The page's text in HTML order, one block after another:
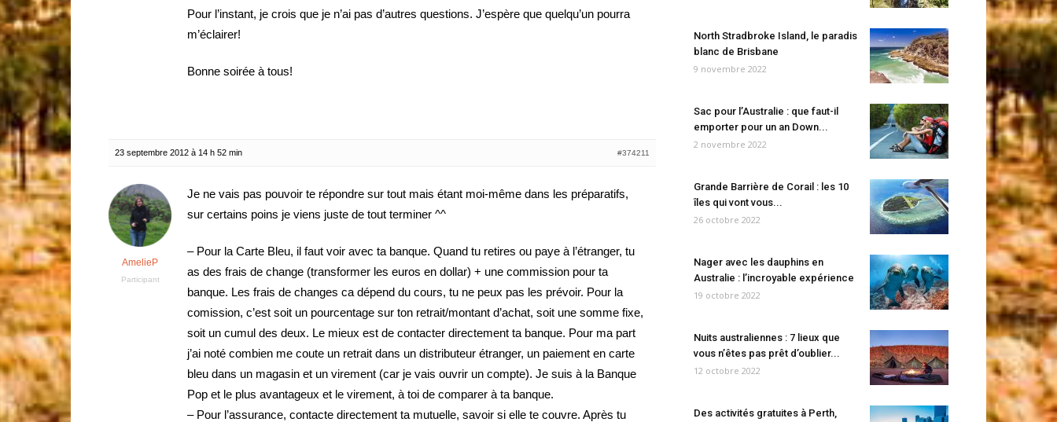
Pour l’instant, je crois que je n’ai pas d’autres questions. J’espère que quelqu’un pourra
m’éclairer!
Bonne soirée à tous!
23 septembre 2012 à 14 h 52 min #374211
AmelieP
Participant
Je ne vais pas pouvoir te répondre sur tout mais étant moi-même dans les préparatifs,
sur certains poins je viens juste de tout terminer ^^
– Pour la Carte Bleu, il faut voir avec ta banque. Quand tu retires ou paye à l’étranger, tu
as des frais de change (transformer les euros en dollar) + une commission pour ta
banque. Les frais de changes ca dépend du cours, tu ne peux pas les prévoir. Pour la
comission, c’est soit un pourcentage sur ton retrait/montant d’achat, soit une somme fixe,
soit un cumul des deux. Le mieux est de contacter directement ta banque. Pour ma part
j’ai noté combien me coute un retrait dans un distributeur étranger, un paiement en carte
bleu dans un magasin et un virement (car je vais ouvrir un compte). Je suis à la Banque
Pop et le plus avantageux et le virement, à toi de comparer à ta banque.
– Pour l’assurance, contacte directement ta mutuelle, savoir si elle te couvre. Après tu
North Stradbroke Island, le paradis
blanc de Brisbane
9 novembre 2022
Sac pour l’Australie : que faut-il
emporter pour un an Down...
2 novembre 2022
Grande Barrière de Corail : les 10
îles qui vont vous...
26 octobre 2022
Nager avec les dauphins en
Australie : l’incroyable expérience
19 octobre 2022
Nuits australiennes : 7 lieux que
vous n’êtes pas prêt d’oublier...
12 octobre 2022
Des activités gratuites à Perth,